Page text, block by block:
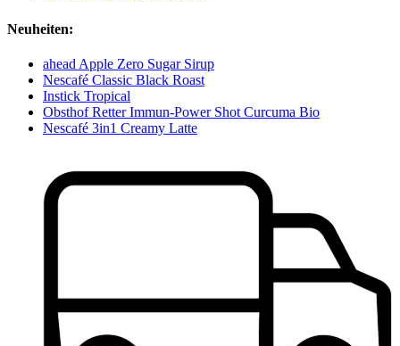
Neuheiten:
ahead Apple Zero Sugar Sirup
Nescafé Classic Black Roast
Instick Tropical
Obsthof Retter Immun-Power Shot Curcuma Bio
Nescafé 3in1 Creamy Latte